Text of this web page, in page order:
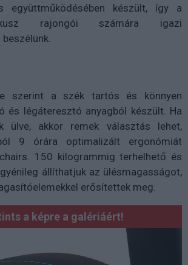
együttműködésében készült, így a
rajongói számára igazi
szerint a szék tartós és könnyen
és légáteresztó anyagból készült. Ha
ülve, akkor remek választás lehet,
9 órára optimalizált ergonómiát
150 kilogrammig terhelhető és
állíthatjuk az ülésmagasságot,
erősítettek meg.
a képre a galériáért!